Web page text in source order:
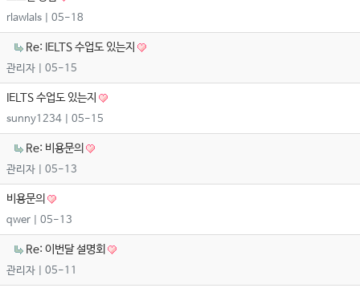
rlawlals | 05-18
Re: IELTS 수업도 있는지
관리자 | 05-15
IELTS 수업도 있는지
sunny1234 | 05-15
Re: 비용문의
관리자 | 05-13
비용문의
qwer | 05-13
Re: 이번달 설명회
관리자 | 05-11